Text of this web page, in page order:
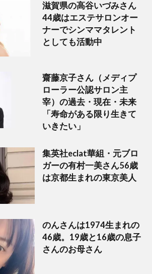
滋賀県の高谷いづみさん
44歳はエステサロンオー
ナーでシンママタレント
としても活動中
齋藤京子さん（メディプ
ローラー公認サロン主
宰）の過去・現在・未来
「寿命がある限り生きて
いきたい」
集英社eclat華組・元ブロ
ガーの有村一美さん56歳
は京都生まれの東京美人
のんさんは1974生まれの
46歳。19歳と16歳の息子
さんのお母さん